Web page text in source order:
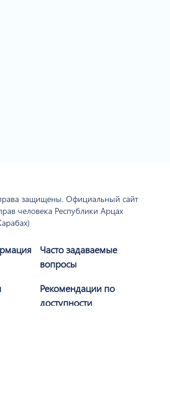
защищены. Официальный сайт
человека Республики Арцах
Часто задаваемые
вопросы
Рекомендации по
доступности